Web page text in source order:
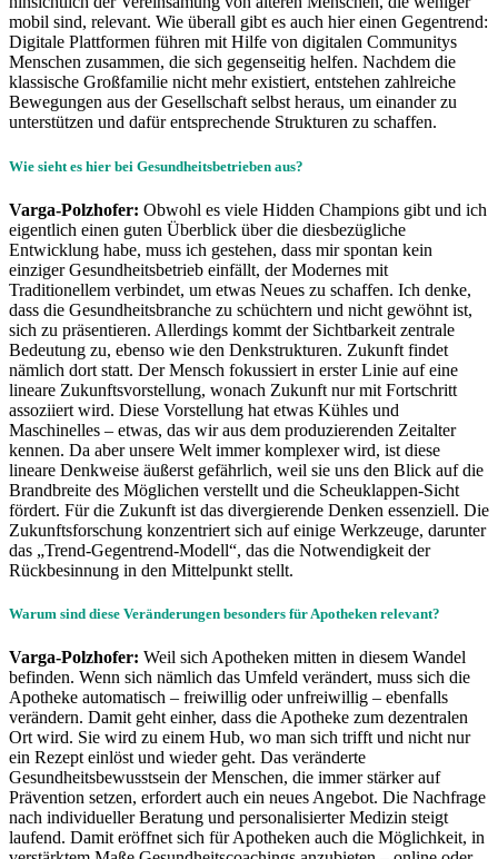
mobil sind, relevant. Wie überall gibt es auch hier einen Gegentrend:
Digitale Plattformen führen mit Hilfe von digitalen Communitys
Menschen zusammen, die sich gegenseitig helfen. Nachdem die
klassische Großfamilie nicht mehr existiert, entstehen zahlreiche
Bewegungen aus der Gesellschaft selbst heraus, um einander zu
unterstützen und dafür entsprechende Strukturen zu schaffen.
Wie sieht es hier bei Gesundheitsbetrieben aus?
Varga-Polzhofer: Obwohl es viele Hidden Champions gibt und ich
eigentlich einen guten Überblick über die diesbezügliche
Entwicklung habe, muss ich gestehen, dass mir spontan kein
einziger Gesundheitsbetrieb einfällt, der Modernes mit
Traditionellem verbindet, um etwas Neues zu schaffen. Ich denke,
dass die Gesundheitsbranche zu schüchtern und nicht gewöhnt ist,
sich zu präsentieren. Allerdings kommt der Sichtbarkeit zentrale
Bedeutung zu, ebenso wie den Denkstrukturen. Zukunft findet
nämlich dort statt. Der Mensch fokussiert in erster Linie auf eine
lineare Zukunftsvorstellung, wonach Zukunft nur mit Fortschritt
assoziiert wird. Diese Vorstellung hat etwas Kühles und
Maschinelles – etwas, das wir aus dem produzierenden Zeitalter
kennen. Da aber unsere Welt immer komplexer wird, ist diese
lineare Denkweise äußerst gefährlich, weil sie uns den Blick auf die
Brandbreite des Möglichen verstellt und die Scheuklappen-Sicht
fördert. Für die Zukunft ist das divergierende Denken essenziell. Die
Zukunftsforschung konzentriert sich auf einige Werkzeuge, darunter
das „Trend-Gegentrend-Modell“, das die Notwendigkeit der
Rückbesinnung in den Mittelpunkt stellt.
Warum sind diese Veränderungen besonders für Apotheken relevant?
Varga-Polzhofer: Weil sich Apotheken mitten in diesem Wandel
befinden. Wenn sich nämlich das Umfeld verändert, muss sich die
Apotheke automatisch – freiwillig oder unfreiwillig – ebenfalls
verändern. Damit geht einher, dass die Apotheke zum dezentralen
Ort wird. Sie wird zu einem Hub, wo man sich trifft und nicht nur
ein Rezept einlöst und wieder geht. Das veränderte
Gesundheitsbewusstsein der Menschen, die immer stärker auf
Prävention setzen, erfordert auch ein neues Angebot. Die Nachfrage
nach individueller Beratung und personalisierter Medizin steigt
laufend. Damit eröffnet sich für Apotheken auch die Möglichkeit, in